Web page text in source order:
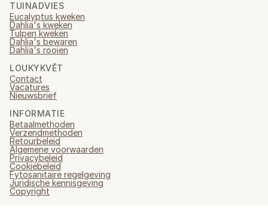
TUINADVIES
Eucalyptus kweken
Dahlia's kweken
Tulpen kweken
Dahlia's bewaren
Dahlia's rooien
LOUKYKVĚT
Contact
Vacatures
Nieuwsbrief
INFORMATIE
Betaalmethoden
Verzendmethoden
Retourbeleid
Algemene voorwaarden
Privacybeleid
Cookiebeleid
Fytosanitaire regelgeving
Juridische kennisgeving
Copyright